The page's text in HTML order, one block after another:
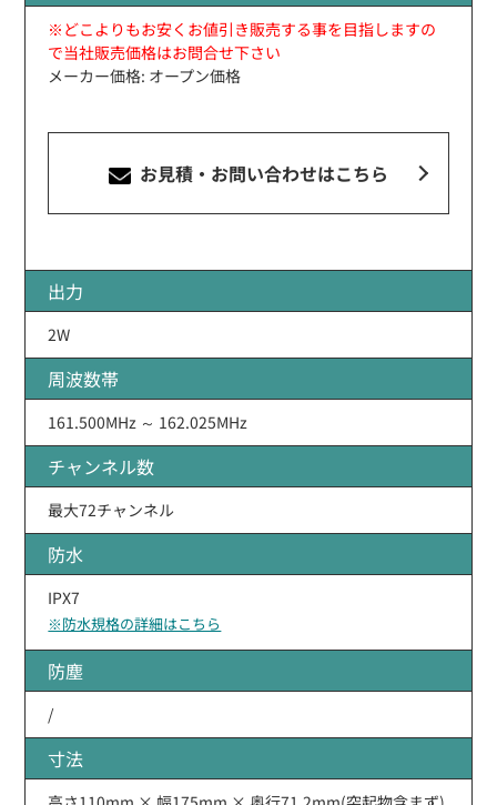
※どこよりもお安くお値引き販売する事を目指しますの
で当社販売価格はお問合せ下さい
メーカー価格: オープン価格
お見積・お問い合わせはこちら
出力
2W
周波数帯
161.500MHz ～ 162.025MHz
チャンネル数
最大72チャンネル
防水
IPX7
※防水規格の詳細はこちら
防塵
/
寸法